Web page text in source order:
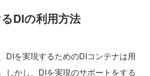
DIの利用方法
DIを実現するためのDIコンテナは用
しかし、DIを実現のサポートをする